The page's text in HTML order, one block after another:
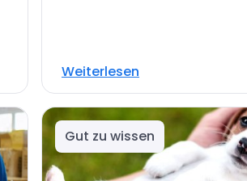
Weiterlesen
Gut zu wissen